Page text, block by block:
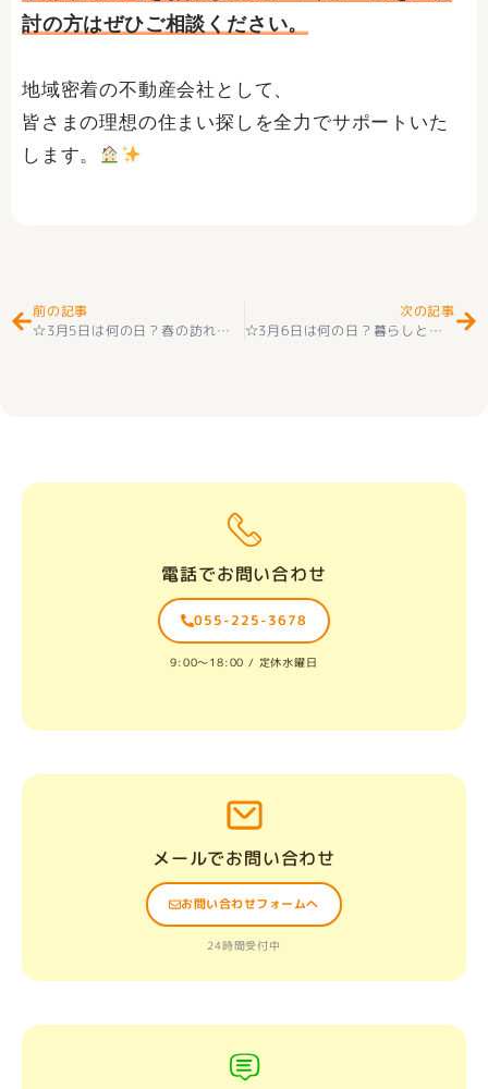
討の方はぜひご相談ください。
地域密着の不動産会社として、
皆さまの理想の住まい探しを全力でサポートいた
します。
前の記事
☆3月5日は何の日？春の訪れを感じる記念日
☆
次の記事
☆3月6日は何の日？暮らしと健康を見つめ直す一日
電話でお問い合わせ
055-225-3678
9:00〜18:00 / 定休水曜日
メールでお問い合わせ
お問い合わせフォームへ
24時間受付中